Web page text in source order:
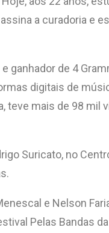
a curadoria e
ganhador de 4
digitais de
teve mais de 98
Suricato, no
e Nelson
Pelas Bandas